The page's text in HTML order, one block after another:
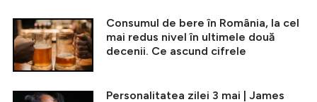
Consumul de bere în România, la cel
mai redus nivel în ultimele două
decenii. Ce ascund cifrele
Personalitatea zilei 3 mai | James